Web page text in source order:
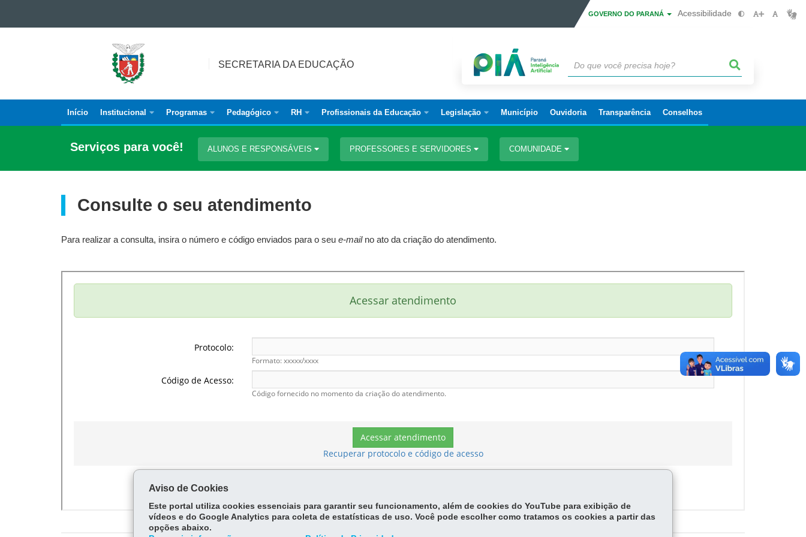
GOVERNO DO PARANÁ Acessibilidade
SECRETARIA
EDUCAÇÃO
SECRETARIA DA EDUCAÇÃO
Navegação
principal
Início Institucional Programas Pedagógico RH Profissionais da Educação Legislação Município Ouvidoria Transparência Conselhos
Serviços para você! ALUNOS E RESPONSÁVEIS PROFESSORES E SERVIDORES COMUNIDADE
Consulte o seu atendimento
Para realizar a consulta, insira o número e código enviados para o seu e-mailno ato da criação do atendimento.
Aviso de Cookies
Este portal utiliza cookies essenciais para garantir seu funcionamento, além de cookies do YouTube para exibição de
vídeos e do Google Analytics para coleta de estatísticas de uso. Você pode escolher como tratamos os cookies a partir das
opções abaixo.